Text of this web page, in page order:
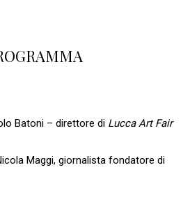
Batoni – direttore di Lucca Art Fair
Maggi, giornalista fondatore di